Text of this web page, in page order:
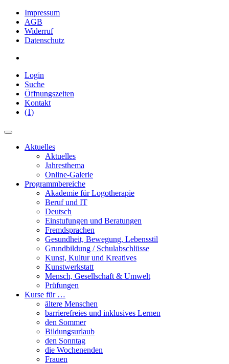
Impressum
AGB
Widerruf
Datenschutz
Login
Suche
Öffnungszeiten
Kontakt
(1)
Aktuelles
Aktuelles
Jahresthema
Online-Galerie
Programmbereiche
Akademie für Logotherapie
Beruf und IT
Deutsch
Einstufungen und Beratungen
Fremdsprachen
Gesundheit, Bewegung, Lebensstil
Grundbildung / Schulabschlüsse
Kunst, Kultur und Kreatives
Kunstwerkstatt
Mensch, Gesellschaft & Umwelt
Prüfungen
Kurse für …
ältere Menschen
barrierefreies und inklusives Lernen
den Sommer
Bildungsurlaub
den Sonntag
die Wochenenden
Frauen